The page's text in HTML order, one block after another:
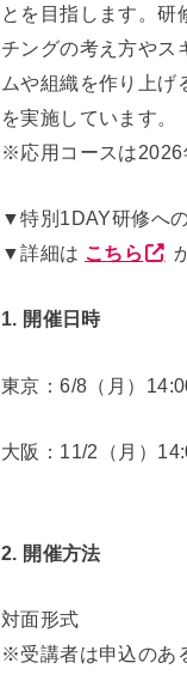
とを目指します。研
チングの考え方やス
ムや組織を作り上げ
を実施しています。
※応用コースは2026
▼特別1DAY研修へ
▼詳細は こちら
1. 開催日時
東京：6/8（月）
大阪：11/2（月）
2. 開催方法
対面形式
※受講者は申込のあ